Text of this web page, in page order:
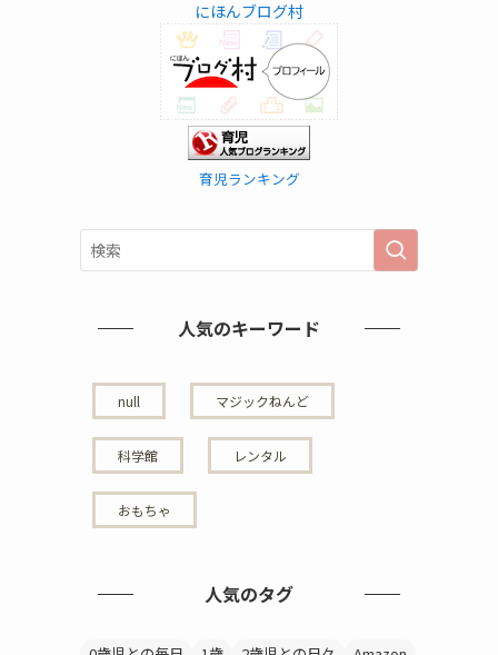
にほんブログ村
育児ランキング
人気のキーワード
null マジックねんど
科学館 レンタル
おもちゃ
人気のタグ